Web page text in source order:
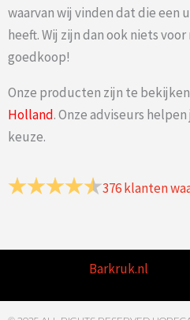
waarvan wij vinden dat die
heeft. Wij zijn dan ook niets
goedkoop!
Onze producten zijn te
Holland. Onze adviseurs
keuze.
376klanten
Barkruk.nl